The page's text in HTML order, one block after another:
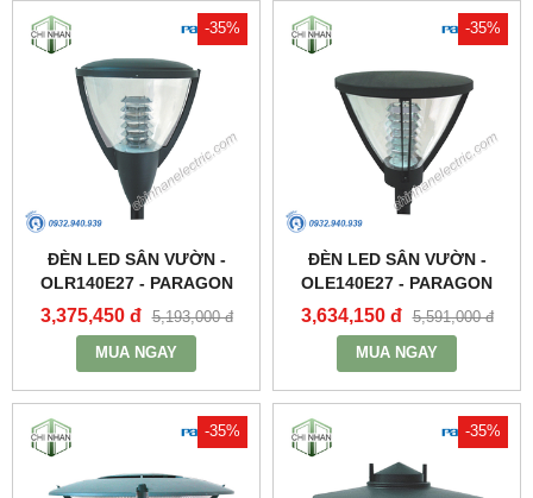
-35%
ĐÈN LED SÂN VƯỜN -
OLR140E27 - PARAGON
3,375,450 đ 5,193,000 đ
MUA NGAY
-35%
ĐÈN LED SÂN VƯỜN -
OLE140E27 - PARAGON
3,634,150 đ 5,591,000 đ
MUA NGAY
-35% -35%